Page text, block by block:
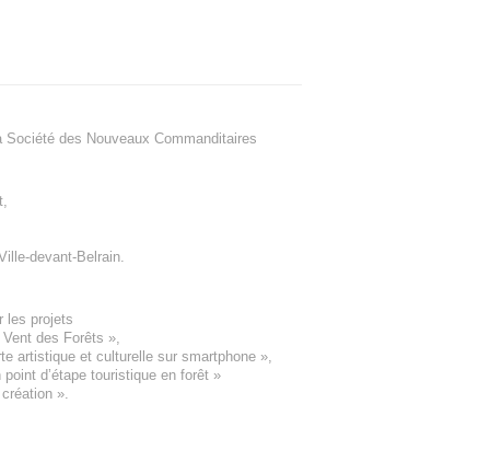
Société des Nouveaux Commanditaires
,
devant-Belrain.
les projets
des Forêts »,
artistique et culturelle sur smartphone »,
point d’étape touristique en forêt »
création ».